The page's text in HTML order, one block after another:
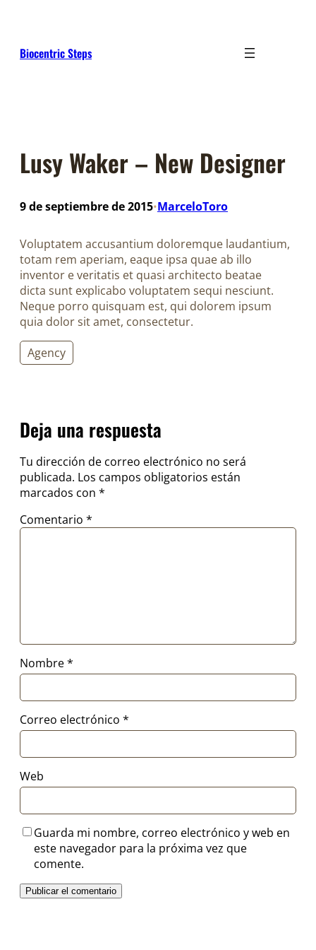
Biocentric Steps
Lusy Waker – New Designer
9 de septiembre de 2015•MarceloToro
Voluptatem accusantium doloremque laudantium,
totam rem aperiam, eaque ipsa quae ab illo
inventor e veritatis et quasi architecto beatae
dicta sunt explicabo voluptatem sequi nesciunt.
Neque porro quisquam est, qui dolorem ipsum
quia dolor sit amet, consectetur.
Agency
Deja una respuesta
Tu dirección de correo electrónico no será
publicada. Los campos obligatorios están
marcados con *
Comentario *
Nombre*
Correo electrónico *
Web
Guarda mi nombre, correo electrónico y web en
este navegador para la próxima vez que
comente.